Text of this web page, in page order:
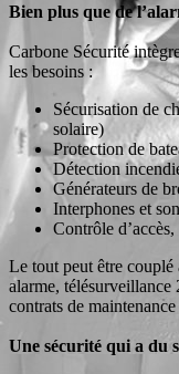
Bien plus que de
Carbone Sécurité
les besoins :
Sécurisation de
solaire)
Protection de
Détection
Générateurs de
Interphones et
Contrôle d’accès,
Le tout peut être couplé
alarme, télésurveillance
contrats de
Une sécurité qui a du